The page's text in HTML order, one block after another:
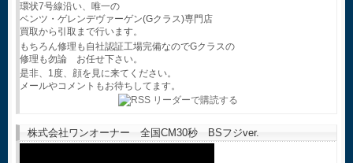
環状7号線沿い、唯一の
ベンツ・ゲレンデヴァーゲン(Gクラス)専門店
買取から引取まで行います。
もちろん修理も自社認証工場完備なのでGクラスの
修理も勿論 お任せ下さい。
是非、1度、顔を見に来てください。
メールやコメントもお待ちしてます。
株式会社ワンオーナー 全国CM30秒 BSフジver.